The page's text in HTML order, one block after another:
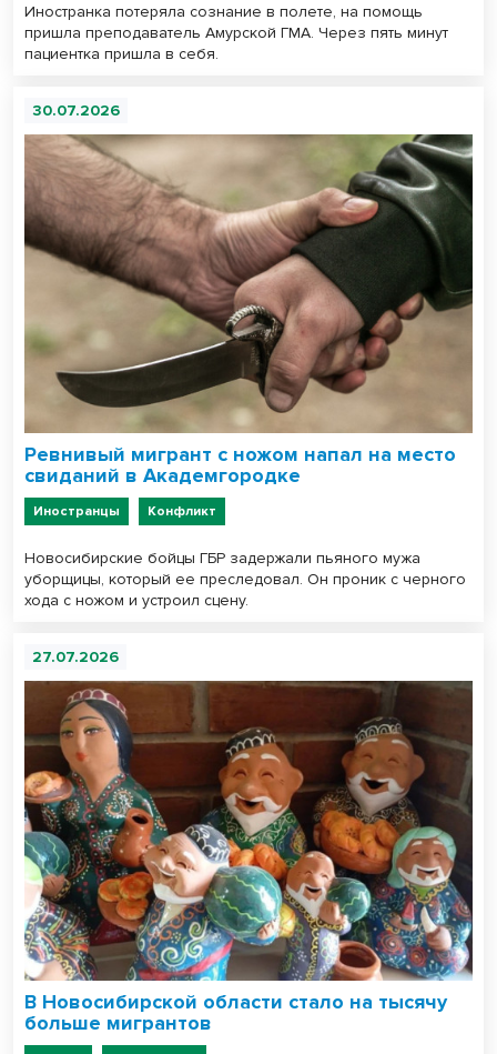
Иностранка потеряла сознание в полете, на помощь
пришла преподаватель Амурской ГМА. Через пять минут
пациентка пришла в себя.
30.07.2026
Ревнивый мигрант с ножом напал на место
свиданий в Академгородке
Иностранцы Конфликт
Новосибирские бойцы ГБР задержали пьяного мужа
уборщицы, который ее преследовал. Он проник с черного
хода с ножом и устроил сцену.
27.07.2026
В Новосибирской области стало на тысячу
больше мигрантов